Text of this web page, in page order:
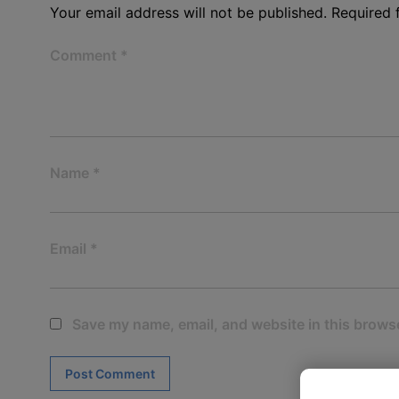
Your email address will not be published. Required
Comment *
Name *
Email *
Save my name, email, and website in this